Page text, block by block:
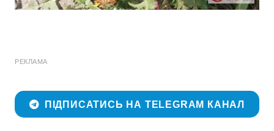
РЕКЛАМА
ПІДПИСАТИСЬ НА TELEGRAM КАНАЛ